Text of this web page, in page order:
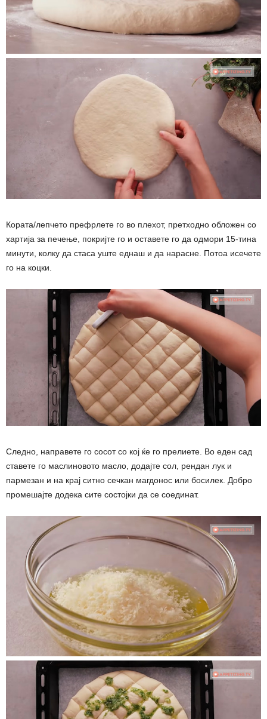
Кората/лепчето префрлете го во плехот, претходно обложен со
хартија за печење, покријте го и оставете го да одмори 15-тина
минути, колку да стаса уште еднаш и да нарасне. Потоа исечете
го на коцки.
Следно, направете го сосот со кој ќе го прелиете. Во еден сад
ставете го маслиновото масло, додајте сол, рендан лук и
пармезан и на крај ситно сечкан магдонос или босилек. Добро
промешајте додека сите состојки да се соединат.